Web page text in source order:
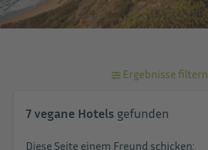
Ergebnisse filtern
7vegane Hotels gefunden
Diese Seite einem Freund schicken: